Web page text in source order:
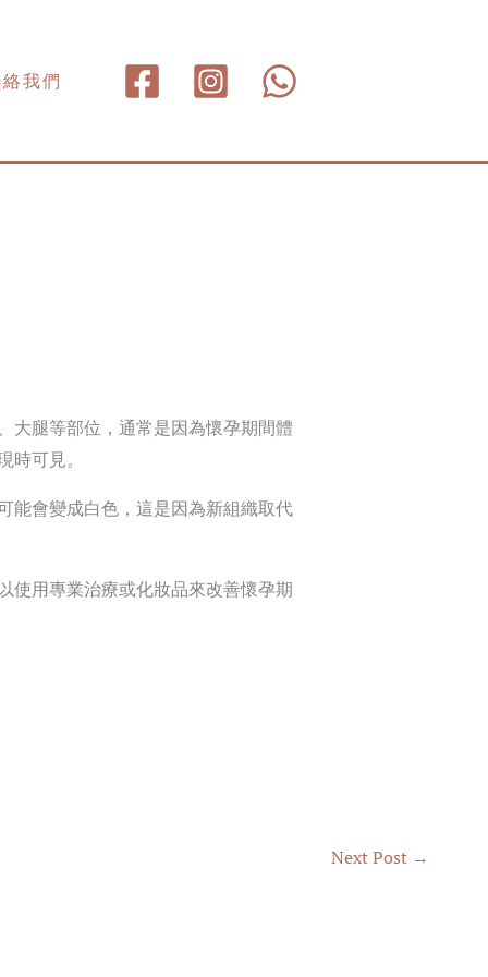
我們
大腿等部位，通常是因為懷孕期間體
可見。
能會變成白色，這是因為新組織取代
使用專業治療或化妝品來改善懷孕期
Next Post →